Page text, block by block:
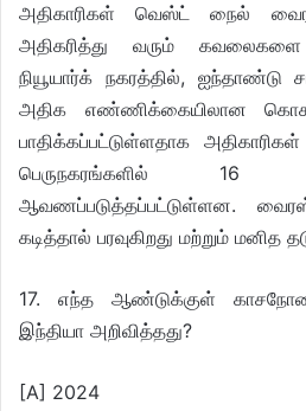
அதிகாரிகள் வெஸ்ட் நைல்
அதிகரித்து வரும் கவலைகளை
நியூயார்க் நகரத்தில், ஐந்தாண்டு
அதிக எண்ணிக்கையிலான
பாதிக்கப்பட்டுள்ளதாக
பெருநகரங்களில் 16
ஆவணப்படுத்தப்பட்டுள்ளன.
கடித்தால் பரவுகிறது மற்றும் மனித
17. எந்த ஆண்டுக்குள்
இந்தியா அறிவித்தது?
[A] 2024